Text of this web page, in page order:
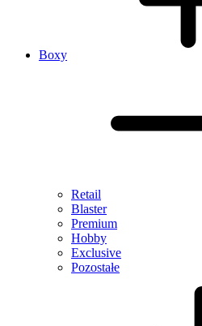
Boxy
Retail
Blaster
Premium
Hobby
Exclusive
Pozostałe